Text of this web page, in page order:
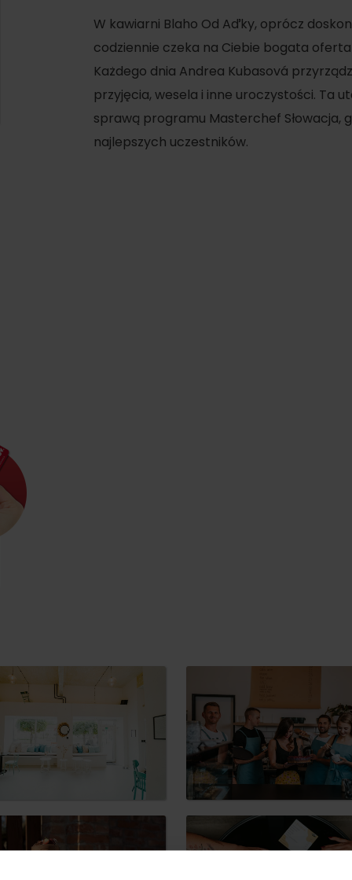
według wieku dzieci
W kawiarni Blaho Od Aďky, oprócz
codziennie czeka na Ciebie bogata
Każdego dnia Andrea Kubasová
przyjęcia, wesela i inne uroczystości. Ta
sprawą programu Masterchef Słowacja,
najlepszych uczestników.